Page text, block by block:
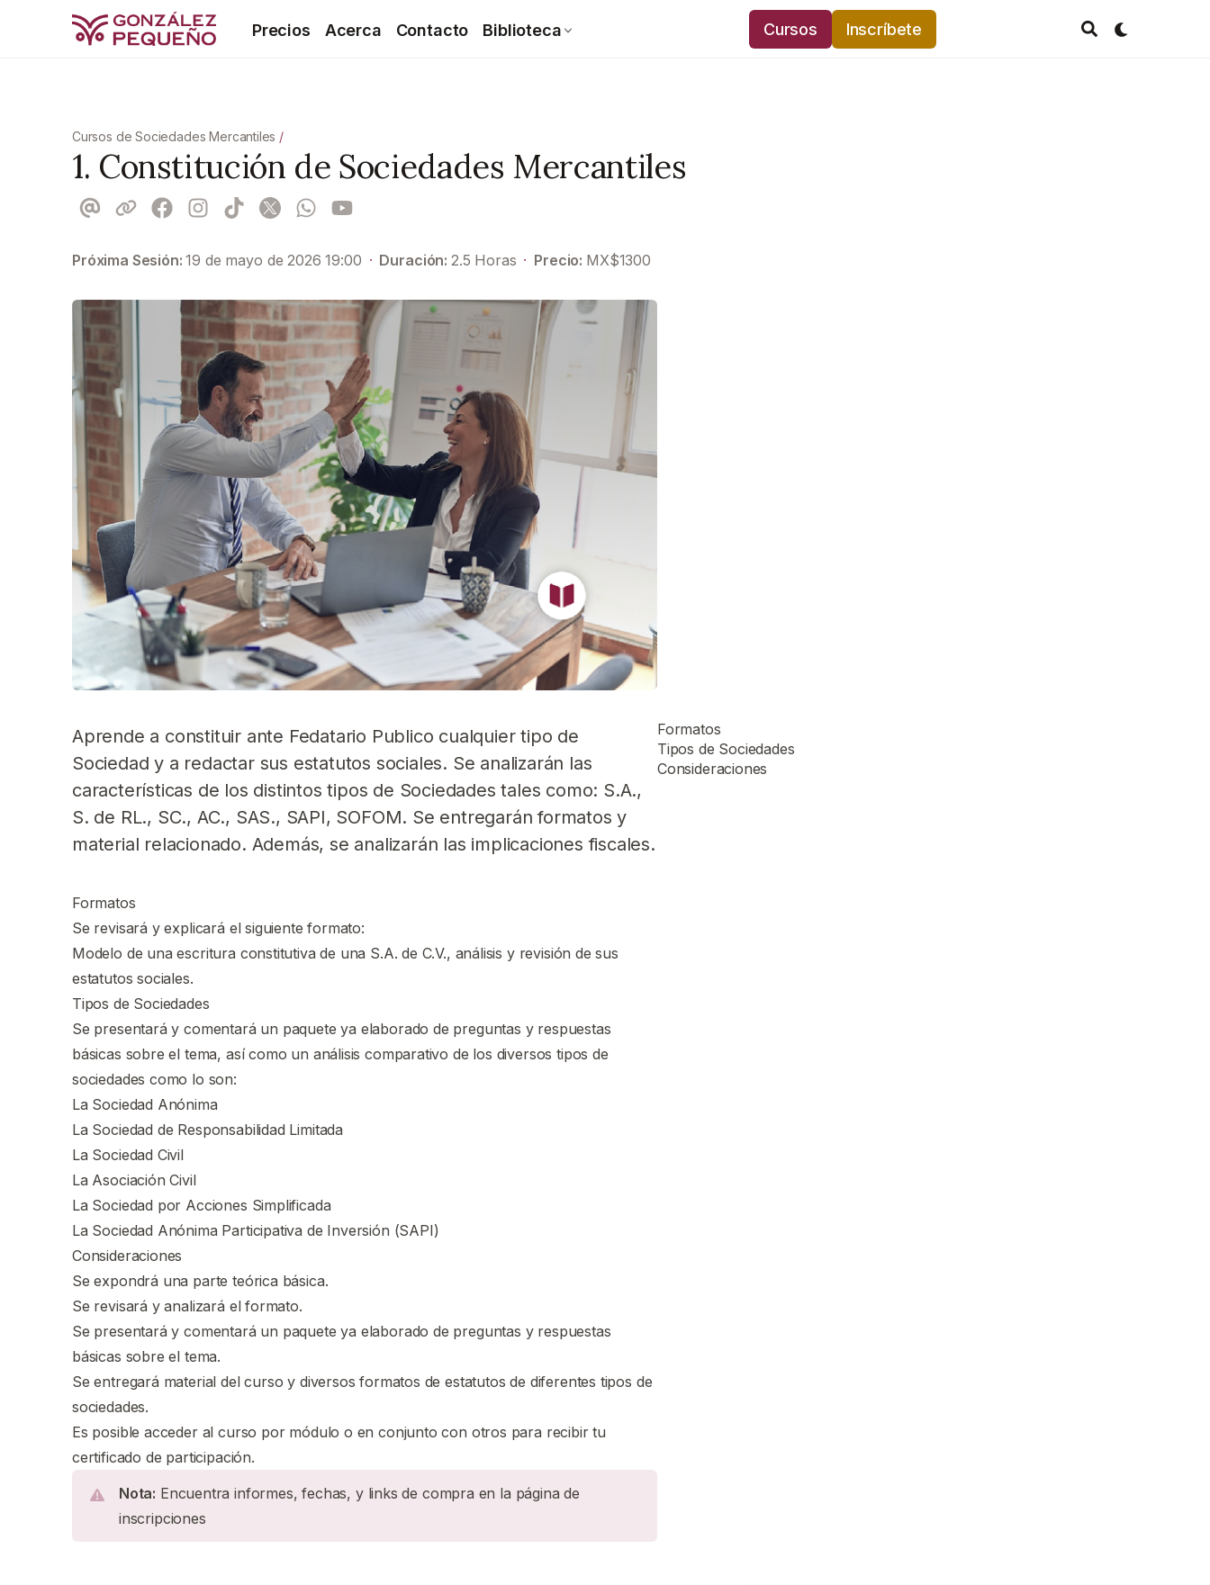
Precios Acerca Contacto Biblioteca Cursos Inscríbete
Cursos de Sociedades Mercantiles /
1. Constitución de Sociedades Mercantiles
Próxima Sesión:19 de mayo de 2026 19:00 · Duración: 2.5 Horas · Precio: MX$1300
Formatos
Tipos de Sociedades
Consideraciones
Aprende a constituir ante Fedatario Publico cualquier tipo de
Sociedad y a redactar sus estatutos sociales. Se analizarán las
características de los distintos tipos de Sociedades tales como: S.A.,
S. de RL., SC., AC., SAS., SAPI, SOFOM. Se entregarán formatos y
material relacionado. Además, se analizarán las implicaciones fiscales.
Formatos
Se revisará y explicará el siguiente formato:
Modelo de una escritura constitutiva de una S.A. de C.V., análisis y revisión de sus
estatutos sociales.
Tipos de Sociedades
Se presentará y comentará un paquete ya elaborado de preguntas y respuestas
básicas sobre el tema, así como un análisis comparativo de los diversos tipos de
sociedades como lo son:
La Sociedad Anónima
La Sociedad de Responsabilidad Limitada
La Sociedad Civil
La Asociación Civil
La Sociedad por Acciones Simplificada
La Sociedad Anónima Participativa de Inversión (SAPI)
Consideraciones
Se expondrá una parte teórica básica.
Se revisará y analizará el formato.
Se presentará y comentará un paquete ya elaborado de preguntas y respuestas
básicas sobre el tema.
Se entregará material del curso y diversos formatos de estatutos de diferentes tipos de
sociedades.
Es posible acceder al curso por módulo o en conjunto con otros para recibir tu
certificado de participación.
Nota: Encuentra informes, fechas, y links de compra en la página de
inscripciones